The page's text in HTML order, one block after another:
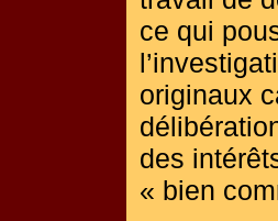
ce qui
originaux
des
« bien